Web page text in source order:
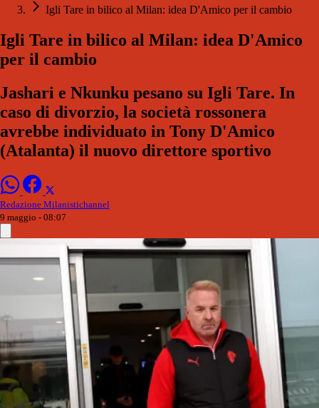
Igli Tare in bilico al Milan: idea D'Amico per il cambio
Igli Tare in bilico al Milan: idea D'Amico
per il cambio
Jashari e Nkunku pesano su Igli Tare. In
caso di divorzio, la società rossonera
avrebbe individuato in Tony D'Amico
(Atalanta) il nuovo direttore sportivo
Redazione Milanistichannel
9 maggio - 08:07